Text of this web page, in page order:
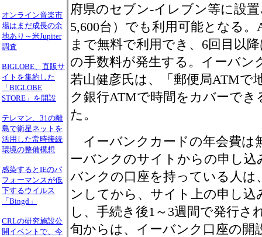
オンライン音楽市
場はまだ成長の余
地あり～米Jupiter
調査
BIGLOBE、直販サ
イトを集約した
「BIGLOBE
STORE」を開設
テレマン、31の離
島で衛星ネットを
活用した常時接続
環境の整備構想
感染するとIEのパ
フォーマンスが低
下するウイルス
「Bingd」
CRLの研究施設公
開イベントで、今
府県のセブン-イレブン等に設
5,600台）でも利用可能となる
まで無料で利用でき、6回目以
の手数料が発生する。イーバン
若山健彦氏は、「郵便局ATMで
ク銀行ATMで時間をカバーでき
た。
イーバンクカードの年会費は
ーバンクのサイトからの申し
バンクの口座を持っている人は
ンしてから、サイト上の申し
し、手続き後1～3週間で発行さ
旬からは、イーバンク口座の開